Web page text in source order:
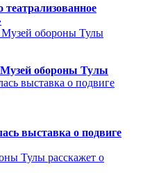
Музей обороны Тулы
выставка о подвиге